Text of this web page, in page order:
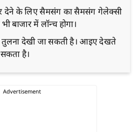
देने के लिए सैमसंग का सैमसंग गेलेक्सी
बाजार में लॉन्च होगा।
तुलना देखी जा सकती है। आइए देखते
है।